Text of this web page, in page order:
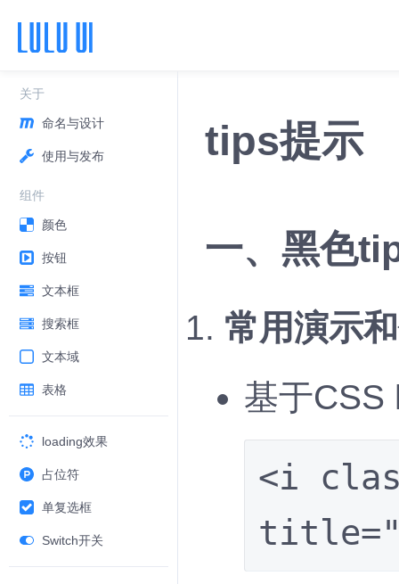
关于
命名与设计
使用与发布
组件
颜色
按钮
文本框
搜索框
文本域
表格
loading效果
占位符
单复选框
Switch开关
tips提示
一、黑色
常用演示
基于
<i
title="